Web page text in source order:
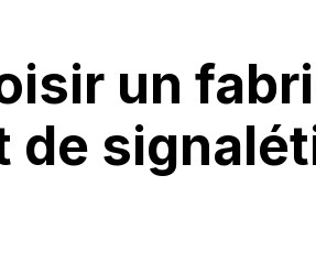
un
de